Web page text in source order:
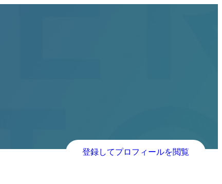
登録してプロフィールを閲覧